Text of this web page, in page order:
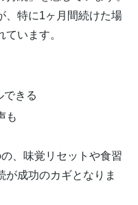
、特に1ヶ月間続けた場
います。
できる
も
、味覚リセットや食習
が成功のカギとなりま